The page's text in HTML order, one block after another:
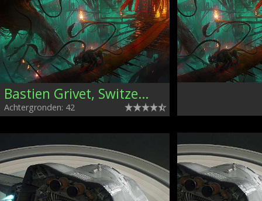
Bastien Grivet, Switzerland
Achtergronden: 42